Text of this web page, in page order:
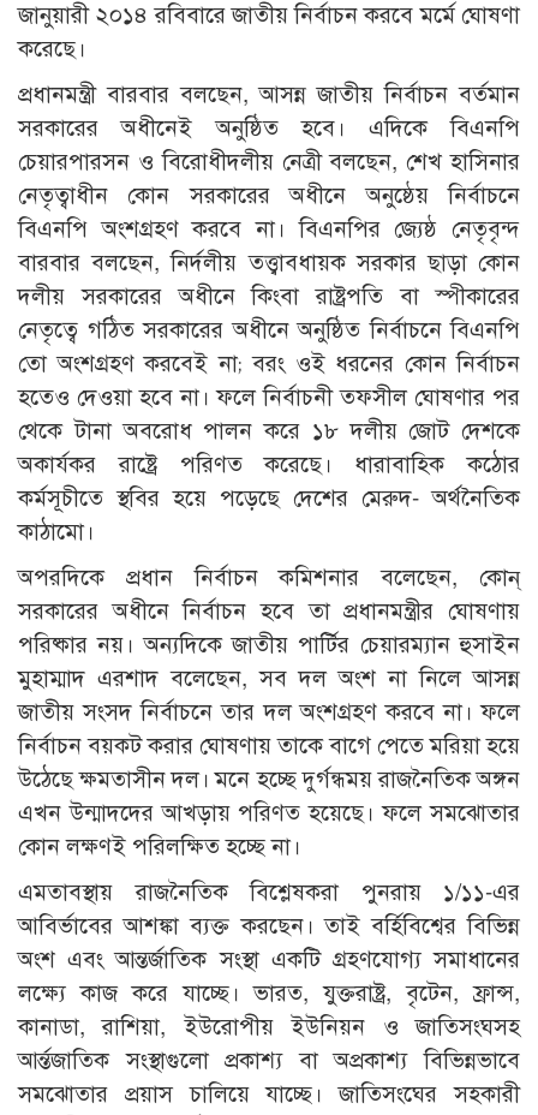
জানুয়ারী ২০১৪ রবিবারে জাতীয় নির্বাচন করবে মর্মে ঘোষণা
করেছে।
প্রধানমন্ত্রী বারবার বলছেন, আসন্ন জাতীয় নির্বাচন বর্তমান
সরকারের অধীনেই অনুষ্ঠিত হবে। এদিকে বিএনপি
চেয়ারপারসন ও বিরোধীদলীয় নেত্রী বলছেন, শেখ হাসিনার
নেতৃত্বাধীন কোন সরকারের অধীনে অনুষ্ঠেয় নির্বাচনে
বিএনপি অংশগ্রহণ করবে না। বিএনপির জ্যেষ্ঠ নেতৃবৃন্দ
বারবার বলছেন, নির্দলীয় তত্ত্বাবধায়ক সরকার ছাড়া কোন
দলীয় সরকারের অধীনে কিংবা রাষ্ট্রপতি বা স্পীকারের
নেতৃত্বে গঠিত সরকারের অধীনে অনুষ্ঠিত নির্বাচনে বিএনপি
তো অংশগ্রহণ করবেই না; বরং ওই ধরনের কোন নির্বাচন
হতেও দেওয়া হবে না। ফলে নির্বাচনী তফসীল ঘোষণার পর
থেকে টানা অবরোধ পালন করে ১৮ দলীয় জোট দেশকে
অকার্যকর রাষ্ট্রে পরিণত করেছে। ধারাবাহিক কঠোর
কর্মসূচীতে স্থবির হয়ে পড়েছে দেশের মেরুদ- অর্থনৈতিক
কাঠামো।
অপরদিকে প্রধান নির্বাচন কমিশনার বলেছেন, কোন্
সরকারের অধীনে নির্বাচন হবে তা প্রধানমন্ত্রীর ঘোষণায়
পরিষ্কার নয়। অন্যদিকে জাতীয় পার্টির চেয়ারম্যান হুসাইন
মুহাম্মাদ এরশাদ বলেছেন, সব দল অংশ না নিলে আসন্ন
জাতীয় সংসদ নির্বাচনে তার দল অংশগ্রহণ করবে না। ফলে
নির্বাচন বয়কট করার ঘোষণায় তাকে বাগে পেতে মরিয়া হয়ে
উঠেছে ক্ষমতাসীন দল। মনে হচ্ছে দুর্গন্ধময় রাজনৈতিক অঙ্গন
এখন উন্মাদদের আখড়ায় পরিণত হয়েছে। ফলে সমঝোতার
কোন লক্ষণই পরিলক্ষিত হচ্ছে না।
এমতাবস্থায় রাজনৈতিক বিশ্লেষকরা পুনরায় ১/১১-এর
আবির্ভাবের আশঙ্কা ব্যক্ত করছেন। তাই বর্হিবিশ্বের বিভিন্ন
অংশ এবং আন্তর্জাতিক সংস্থা একটি গ্রহণযোগ্য সমাধানের
লক্ষ্যে কাজ করে যাচ্ছে। ভারত, যুক্তরাষ্ট্র, বৃটেন, ফ্রান্স,
কানাডা, রাশিয়া, ইউরোপীয় ইউনিয়ন ও জাতিসংঘসহ
আর্ন্তজাতিক সংস্থাগুলো প্রকাশ্য বা অপ্রকাশ্য বিভিন্নভাবে
সমঝোতার প্রয়াস চালিয়ে যাচ্ছে। জাতিসংঘের সহকারী